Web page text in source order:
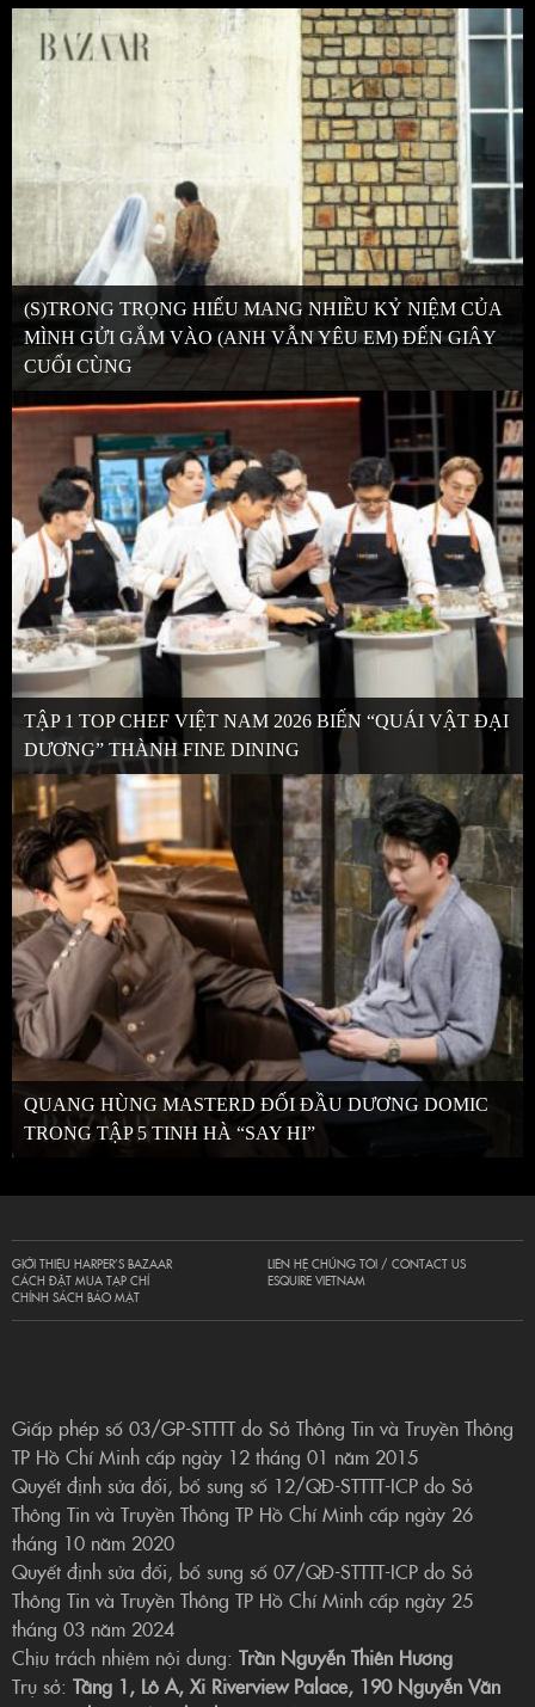
(S)TRONG TRỌNG HIẾU MANG NHIỀU KỶ NIỆM CỦA
MÌNH GỬI GẮM VÀO (ANH VẪN YÊU EM) ĐẾN GIÂY
CUỐI CÙNG
TẬP 1 TOP CHEF VIỆT NAM 2026 BIẾN “QUÁI VẬT ĐẠI
DƯƠNG” THÀNH FINE DINING
QUANG HÙNG MASTERD ĐỐI ĐẦU DƯƠNG DOMIC
TRONG TẬP 5 TINH HÀ “SAY HI”
GIỚI THIỆU HARPER’S BAZAAR
CÁCH ĐẶT MUA TẠP CHÍ
CHÍNH SÁCH BẢO MẬT
LIÊN HỆ CHÚNG TÔI / CONTACT US
ESQUIRE VIETNAM
Giấp phép số 03/GP-STTTT do Sở Thông Tin và Truyền Thông
TP Hồ Chí Minh cấp ngày 12 tháng 01 năm 2015
Quyết định sửa đổi, bổ sung số 12/QĐ-STTTT-ICP do Sở
Thông Tin và Truyền Thông TP Hồ Chí Minh cấp ngày 26
tháng 10 năm 2020
Quyết định sửa đổi, bổ sung số 07/QĐ-STTTT-ICP do Sở
Thông Tin và Truyền Thông TP Hồ Chí Minh cấp ngày 25
tháng 03 năm 2024
Chịu trách nhiệm nội dung: Trần Nguyễn Thiên Hương
Trụ sở: Tầng 1, Lô A, Xi Riverview Palace, 190 Nguyễn Văn